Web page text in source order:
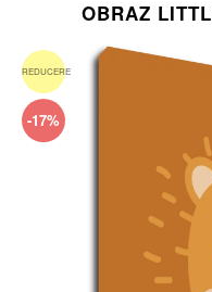
OBRAZ
REDUCERE
-17%